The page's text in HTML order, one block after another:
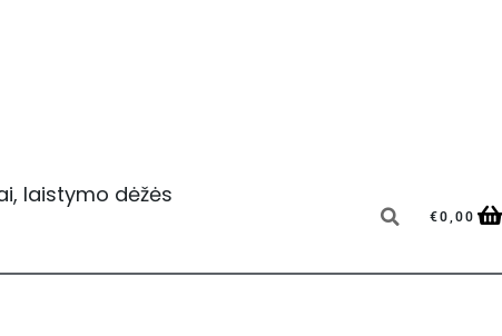
laistymo dėžės
€0,00